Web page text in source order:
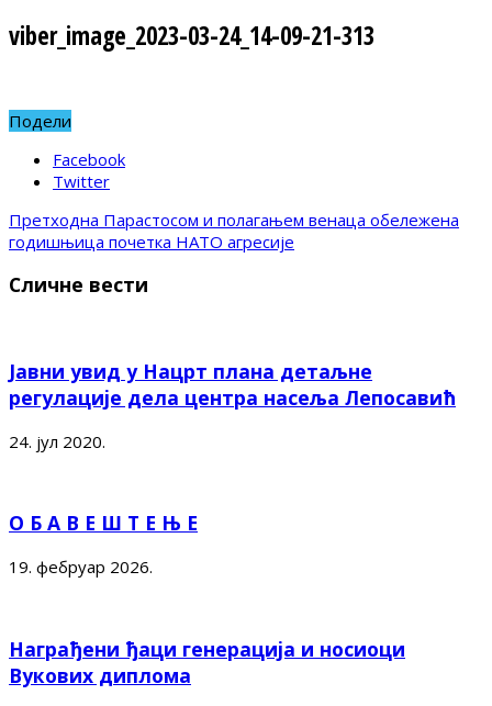
viber_image_2023-03-24_14-09-21-313
Подели
Facebook
Twitter
Претходна Парастосом и полагањем венаца обележена
годишњица почетка НАТО агресије
Сличне вести
Јавни увид у Нацрт плана детаљне
регулације дела центра насеља Лепосавић
24. јул 2020.
О Б А В Е Ш Т Е Њ Е
19. фебруар 2026.
Награђени ђаци генерација и носиоци
Вукових диплома